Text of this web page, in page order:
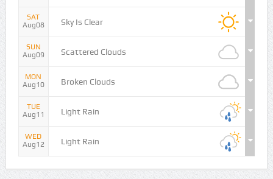
SAT
Aug08
Sky Is Clear
SUN
Aug09
Scattered Clouds
MON
Aug10
Broken Clouds
TUE
Aug11
Light Rain
WED
Aug12
Light Rain